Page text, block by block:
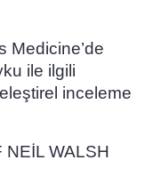
Medicine’de
ile ilgili
inceleme
NEİL WALSH